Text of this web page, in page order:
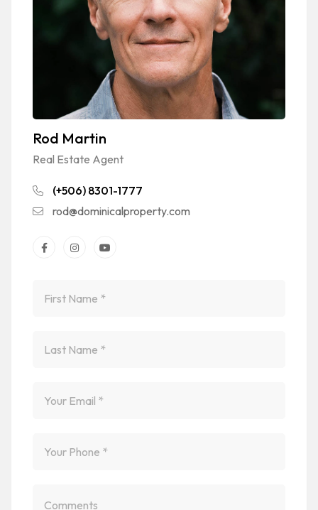
Rod Martin
Real Estate Agent
(+506) 8301-1777
rod@dominicalproperty.com